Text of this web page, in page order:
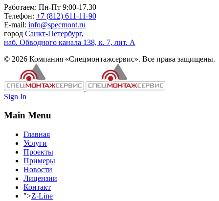
Работаем: Пн-Пт 9:00-17.30
Телефон: +7 (812) 611-11-90
E-mail: info@specmont.ru
город Санкт-Петербург,
наб. Обводного канала 138, к. 7, лит. А
© 2026 Компания «Спецмонтажсервис». Все права защищены.
Sign In
Main Menu
Главная
Услуги
Проекты
Примеры
Новости
Лицензии
Контакт
">Z-Line